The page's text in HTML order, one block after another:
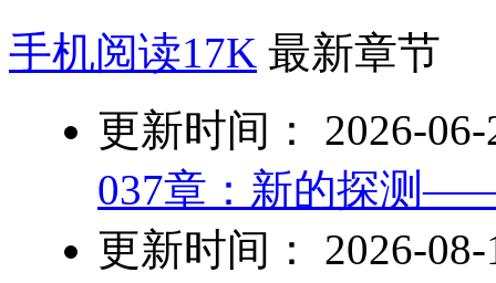
手机阅读17K 最新章节
更新时间： 2026-
037章：新的探测
更新时间： 2026-